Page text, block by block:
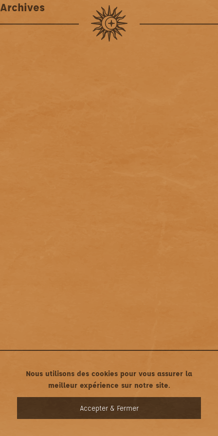
Archives
Mentions légales•Politique de confidentialité
Nous utilisons des cookies pour vous assurer la
meilleur expérience sur notre site.
Accepter & Fermer